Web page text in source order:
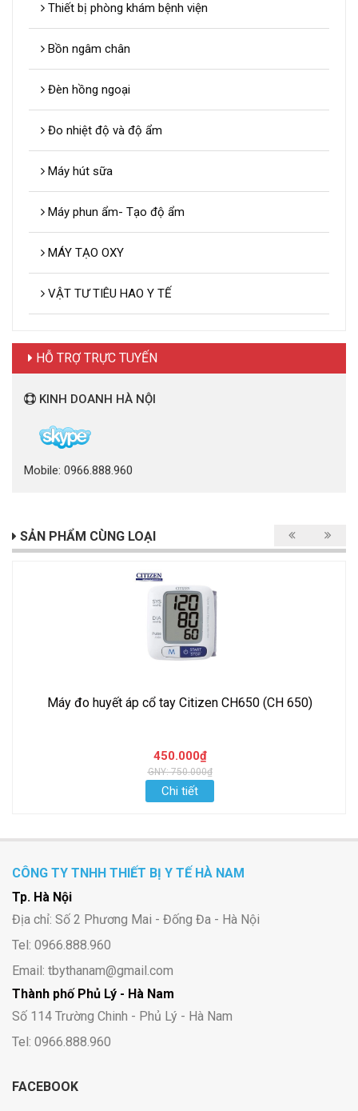
Thiết bị phòng khám bệnh viện
Bồn ngâm chân
Đèn hồng ngoại
Đo nhiệt độ và độ ẩm
Máy hút sữa
Máy phun ẩm- Tạo độ ẩm
MÁY TẠO OXY
VẬT TƯ TIÊU HAO Y TẾ
HỖ TRỢ TRỰC TUYẾN
KINH DOANH HÀ NỘI
Mobile: 0966.888.960
SẢN PHẨM CÙNG LOẠI
Máy đo huyết áp cổ tay Citizen CH650 (CH 650)
450.000₫
GNY: 750.000₫
Chi tiết
CÔNG TY TNHH THIẾT BỊ Y TẾ HÀ NAM
Tp. Hà Nội
Địa chỉ: Số 2 Phương Mai - Đống Đa - Hà Nội
Tel: 0966.888.960
Email: tbythanam@gmail.com
Thành phố Phủ Lý - Hà Nam
Số 114 Trường Chinh - Phủ Lý - Hà Nam
Tel: 0966.888.960
FACEBOOK